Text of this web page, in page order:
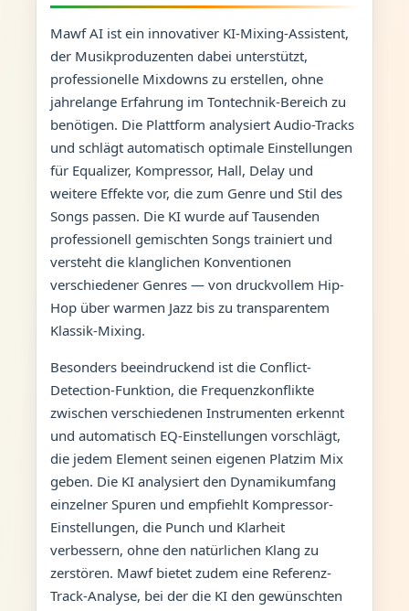
Mawf AI ist ein innovativer KI-Mixing-Assistent,
der Musikproduzenten dabei unterstützt,
professionelle Mixdowns zu erstellen, ohne
jahrelange Erfahrung im Tontechnik-Bereich zu
benötigen. Die Plattform analysiert Audio-Tracks
und schlägt automatisch optimale Einstellungen
für Equalizer, Kompressor, Hall, Delay und
weitere Effekte vor, die zum Genre und Stil des
Songs passen. Die KI wurde auf Tausenden
professionell gemischten Songs trainiert und
versteht die klanglichen Konventionen
verschiedener Genres — von druckvollem Hip-
Hop über warmen Jazz bis zu transparentem
Klassik-Mixing.
Besonders beeindruckend ist die Conflict-
Detection-Funktion, die Frequenzkonflikte
zwischen verschiedenen Instrumenten erkennt
und automatisch EQ-Einstellungen vorschlägt,
die jedem Element seinen eigenen Platzim Mix
geben. Die KI analysiert den Dynamikumfang
einzelner Spuren und empfiehlt Kompressor-
Einstellungen, die Punch und Klarheit
verbessern, ohne den natürlichen Klang zu
zerstören. Mawf bietet zudem eine Referenz-
Track-Analyse, bei der die KI den gewünschten